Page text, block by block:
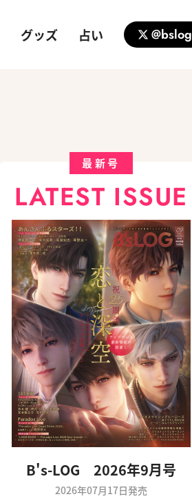
グッズ 占い @bslog
最新号
LATEST ISSUE
B's-LOG 2026年9月号
2026年07月17日発売